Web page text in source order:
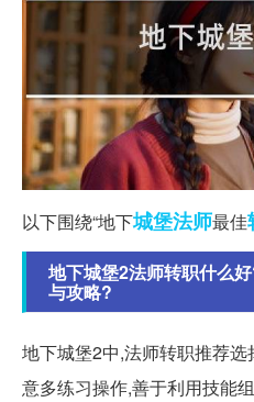
以下围绕“地下城堡法师最佳
地下城堡2法师转职什么
与攻略?
地下城堡2中,法师转职推荐
意多练习操作,善于利用技能